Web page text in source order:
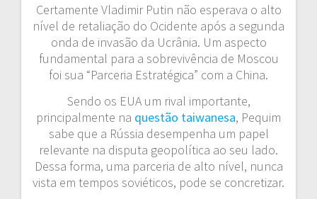
Certamente Vladimir Putin não esperava o alto
nível de retaliação do Ocidente após a segunda
onda de invasão da Ucrânia. Um aspecto
fundamental para a sobrevivência de Moscou
foi sua “Parceria Estratégica” com a China.
Sendo os EUA um rival importante,
principalmente na questão taiwanesa, Pequim
sabe que a Rússia desempenha um papel
relevante na disputa geopolítica ao seu lado.
Dessa forma, uma parceria de alto nível, nunca
vista em tempos soviéticos, pode se concretizar.